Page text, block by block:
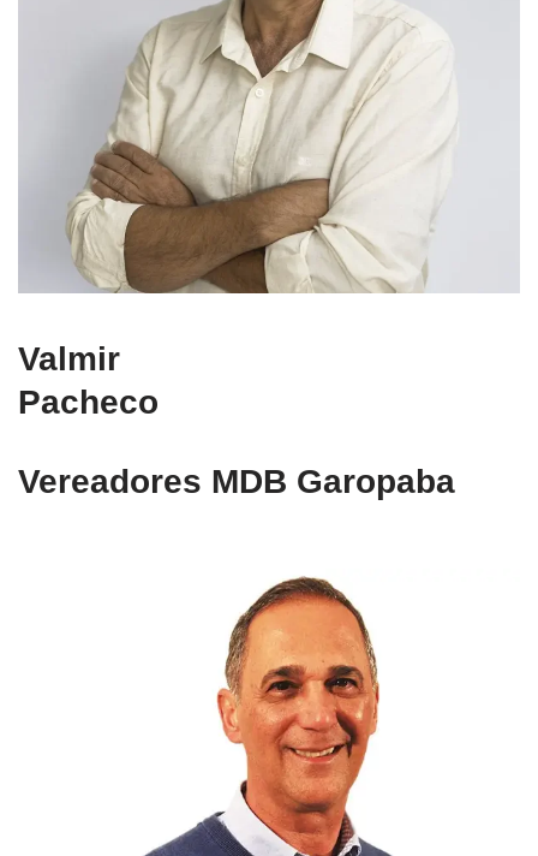
Valmir
Pacheco
Vereadores MDB Garopaba